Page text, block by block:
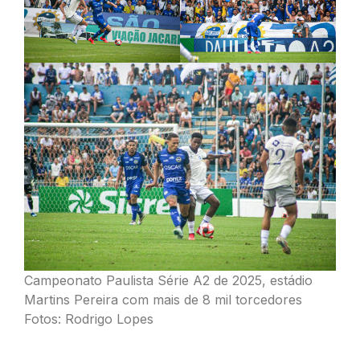
Campeonato Paulista Série A2 de 2025, estádio
Martins Pereira com mais de 8 mil torcedores
Fotos: Rodrigo Lopes